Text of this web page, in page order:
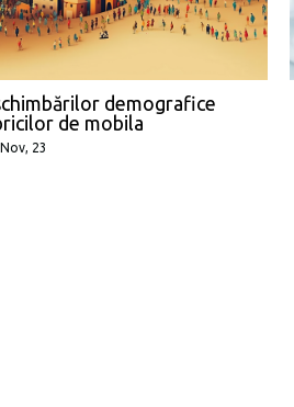
demografice
de mobila
Nov, 23